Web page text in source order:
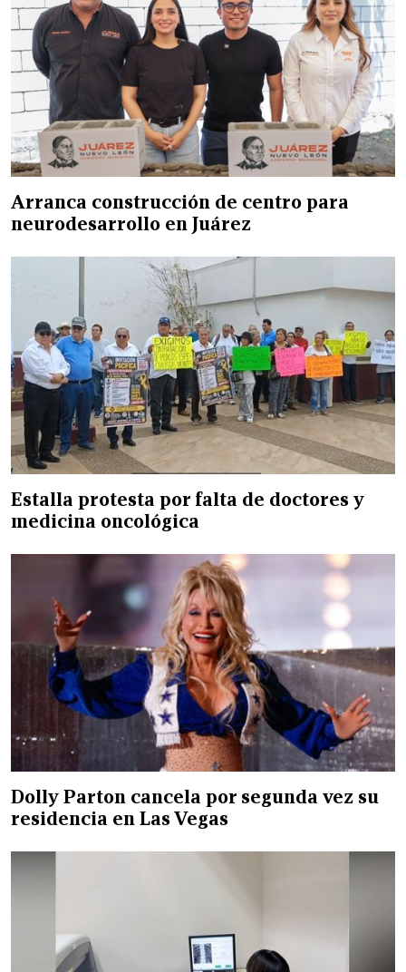
Arranca construcción de centro para
neurodesarrollo en Juárez
Estalla protesta por falta de doctores y
medicina oncológica
Dolly Parton cancela por segunda vez su
residencia en Las Vegas